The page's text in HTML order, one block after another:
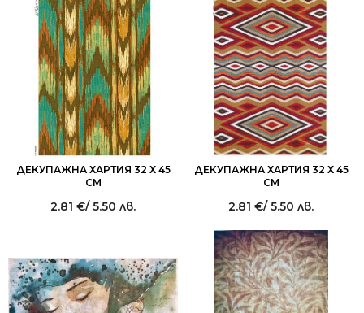
ДЕКУПАЖНА ХАРТИЯ 32 Х 45
СМ
2.81 €/ 5.50 лв.
ДЕКУПАЖНА ХАРТИЯ 32 Х 45
СМ
2.81 €/ 5.50 лв.